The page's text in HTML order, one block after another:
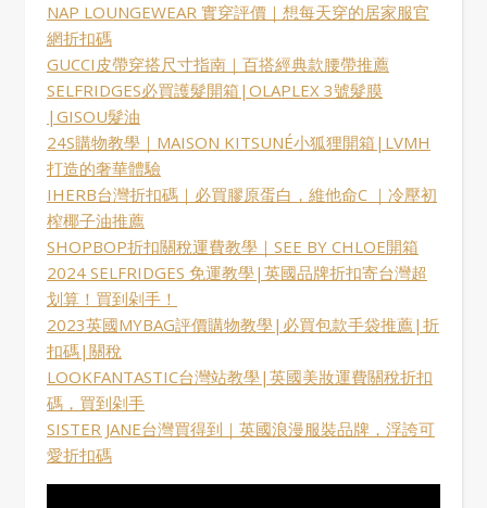
NAP LOUNGEWEAR 實穿評價｜想每天穿的居家服官
網折扣碼
GUCCI皮帶穿搭尺寸指南｜百搭經典款腰帶推薦
SELFRIDGES必買護髮開箱|OLAPLEX 3號髮膜
|GISOU髮油
24S購物教學｜MAISON KITSUNÉ小狐狸開箱|LVMH
打造的奢華體驗
IHERB台灣折扣碼｜必買膠原蛋白，維他命C ｜冷壓初
榨椰子油推薦
SHOPBOP折扣關稅運費教學｜SEE BY CHLOE開箱
2024 SELFRIDGES 免運教學|英國品牌折扣寄台灣超
划算！買到剁手！
2023英國MYBAG評價購物教學|必買包款手袋推薦|折
扣碼|關稅
LOOKFANTASTIC台灣站教學|英國美妝運費關稅折扣
碼，買到剁手
SISTER JANE台灣買得到｜英國浪漫服裝品牌，浮誇可
愛折扣碼